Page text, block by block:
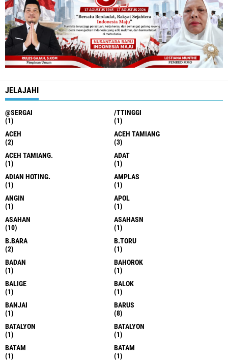
JELAJAHI
@SERGAI
(1)
/TTINGGI
(1)
ACEH
(2)
ACEH TAMIANG
(3)
ACEH TAMIANG.
(1)
ADAT
(1)
ADIAN HOTING.
(1)
AMPLAS
(1)
ANGIN
(1)
APOL
(1)
ASAHAN
(10)
ASAHASN
(1)
B.BARA
(2)
B.TORU
(1)
BADAN
(1)
BAHOROK
(1)
BALIGE
(1)
BALOK
(1)
BANJAI
(1)
BARUS
(8)
BATALYON
(1)
BATALYON
(1)
BATAM
(1)
BATAM
(1)